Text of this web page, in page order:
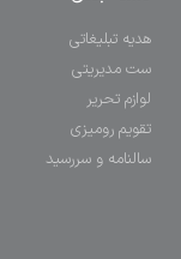
هدیه تبلیغاتی
ست مدیریتی
لوازم تحریر
تقویم رومیزی
سالنامه و سررسید